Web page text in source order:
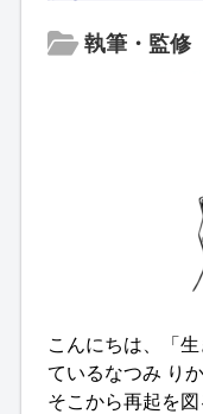
執筆・監修
こんにちは、「
ているなつみ り
そこから再起を